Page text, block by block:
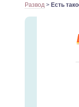
Развод > Есть